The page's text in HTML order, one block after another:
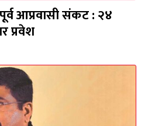
आप्रवासी संकट : २४
प्रवेश